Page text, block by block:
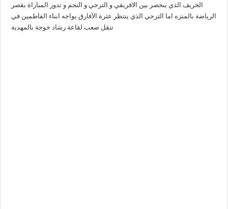
الخريف الذي ينحصر بين الافريقي و الترجي و النجم و تدور المباراة بقصر
الرياضة بالمنزه اما الترجي الذي ينتظر عثرة الأفارق يواجه ابناء الفاطمين في
تنقل صعب لقاعة رشاد خوجة بالمهدية